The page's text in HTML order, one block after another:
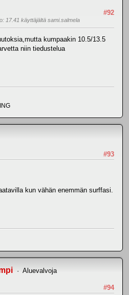
#92
17.41 käyttäjältä sami.salmela
kumpaakin 10.5/13.5
niin tiedustelua
#93
kun vähän enemmän surffasi.
Aluevalvoja
#94